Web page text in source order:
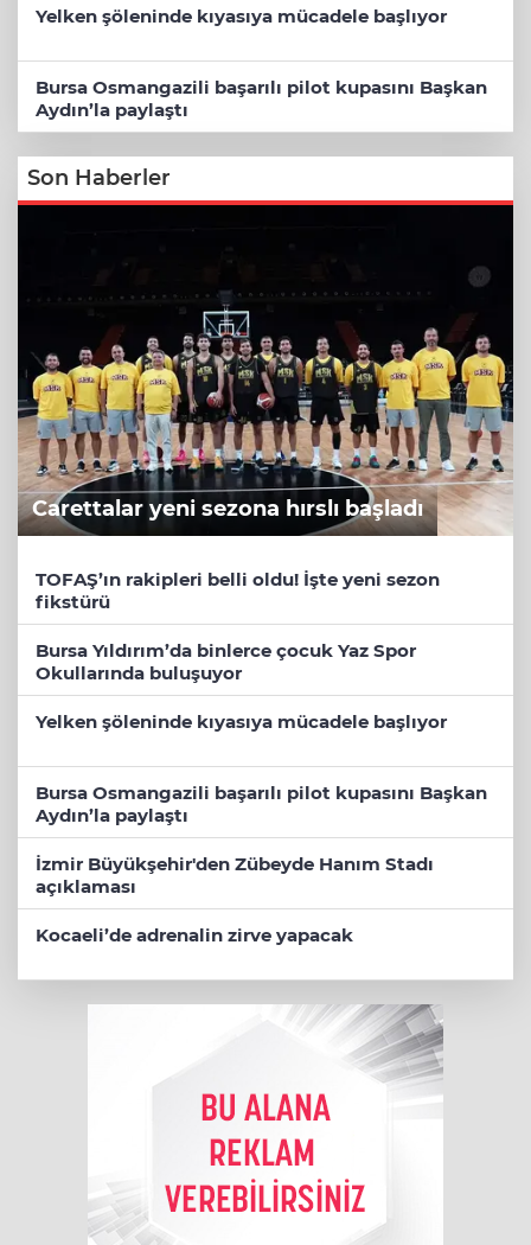
Yelken şöleninde kıyasıya mücadele başlıyor
Bursa Osmangazili başarılı pilot kupasını Başkan
Aydın’la paylaştı
Son Haberler
Carettalar yeni sezona hırslı başladı
TOFAŞ’ın rakipleri belli oldu! İşte yeni sezon
fikstürü
Bursa Yıldırım’da binlerce çocuk Yaz Spor
Okullarında buluşuyor
Yelken şöleninde kıyasıya mücadele başlıyor
Bursa Osmangazili başarılı pilot kupasını Başkan
Aydın’la paylaştı
İzmir Büyükşehir'den Zübeyde Hanım Stadı
açıklaması
Kocaeli’de adrenalin zirve yapacak